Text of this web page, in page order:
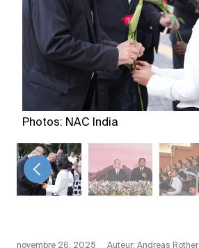
Photos: NAC India
<
novembre 26, 2025
Auteur: Andreas Rother